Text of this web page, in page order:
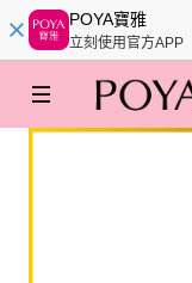
POYA寶雅
立刻使用官方APP